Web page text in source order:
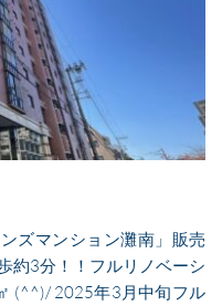
マンション灘南」販売
約3分！！フルリノベーシ
(^^)/ 2025年3月中旬フル